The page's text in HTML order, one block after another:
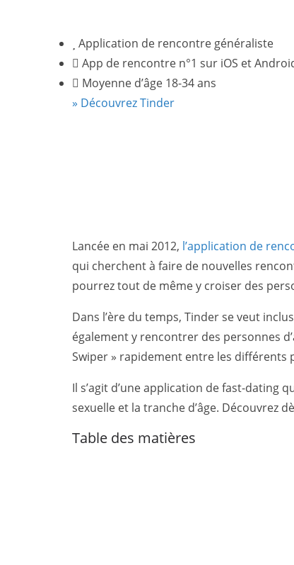
Application de rencontre généraliste
App de rencontre n°1 sur iOS et
Moyenne d’âge 18-34 ans
» Découvrez Tinder
Lancée en mai 2012, l’application de
qui cherchent à faire de nouvelles
pourrez tout de même y croiser des
Dans l’ère du temps, Tinder se veut
également y rencontrer des personnes
Swiper » rapidement entre les différents
Il s’agit d’une application de fast-
sexuelle et la tranche d’âge. Découvrez
Table des matières